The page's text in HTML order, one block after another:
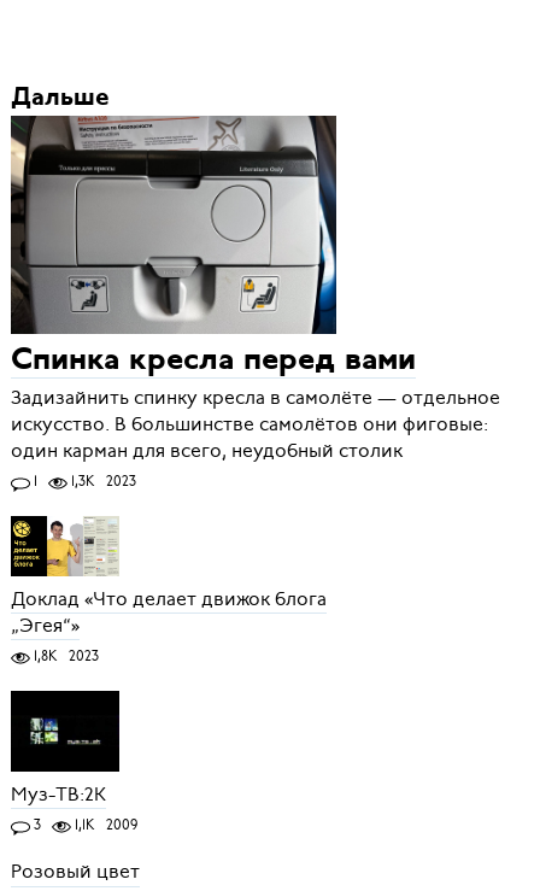
Дальше
Спинка кресла перед вами
Задизайнить спинку кресла в самолёте — отдельное
искусство. В большинстве самолётов они фиговые:
один карман для всего, неудобный столик
1 1,3K 2023
Доклад «Что делает движок блога
„Эгея“»
1,8K 2023
Муз-ТВ:2К
3 1,1K 2009
Розовый цвет